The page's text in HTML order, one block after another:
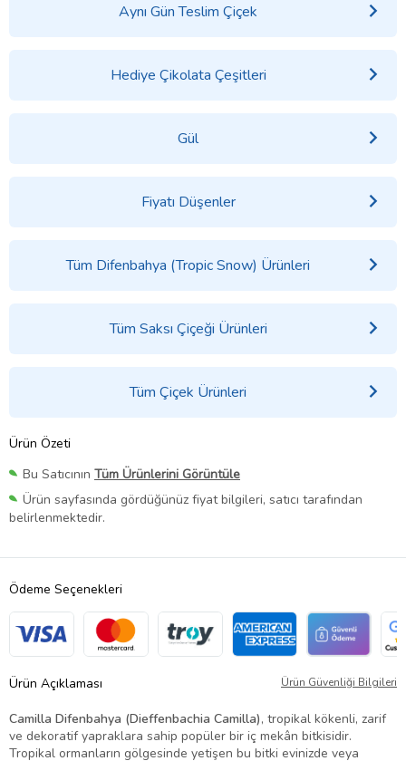
Aynı Gün Teslim Çiçek
Hediye Çikolata Çeşitleri
Gül
Fiyatı Düşenler
Tüm Difenbahya (Tropic Snow) Ürünleri
Tüm Saksı Çiçeği Ürünleri
Tüm Çiçek Ürünleri
Ürün Özeti
Bu Satıcının Tüm Ürünlerini Görüntüle
Ürün sayfasında gördüğünüz fiyat bilgileri, satıcı tarafından
belirlenmektedir.
Ödeme Seçenekleri
Ürün Açıklaması Ürün Güvenliği Bilgileri
Camilla Difenbahya (Dieffenbachia Camilla), tropikal kökenli, zarif
ve dekoratif yapraklara sahip popüler bir iç mekân bitkisidir.
Tropikal ormanların gölgesinde yetişen bu bitki evinizde veya